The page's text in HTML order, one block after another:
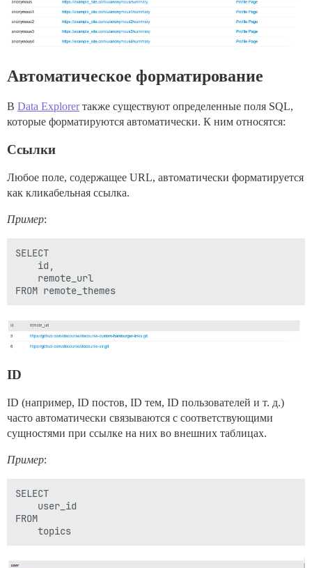
Автоматическое форматирование
В Data Explorerтакже существуют определенные поля SQL,
которые форматируются автоматически. К ним относятся:
Ссылки
Любое поле, содержащее URL, автоматически форматируется
как кликабельная ссылка.
Пример:
SELECT
    id,
    remote_url
ID
ID (например, ID постов, ID тем, ID пользователей и т. д.)
часто автоматически связываются с соответствующими
сущностями при ссылке на них во внешних таблицах.
Пример:
SELECT
    user_id
FROM